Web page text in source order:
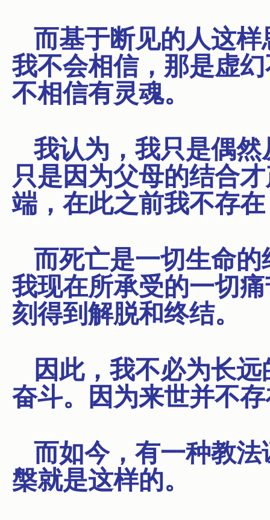
而基于断见的人这
我不会相信，那是虚
不相信有灵魂。
我认为，我只是偶
只是因为父母的结合
端，在此之前我不存
而死亡是一切生命
我现在所承受的一切
刻得到解脱和终结。
因此，我不必为长
奋斗。因为来世并不
而如今，有一种教
槃就是这样的。